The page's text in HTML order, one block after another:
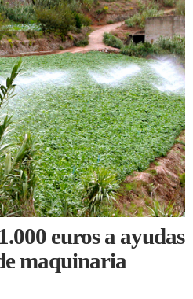
euros a ayudas
maquinaria